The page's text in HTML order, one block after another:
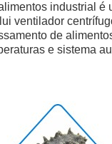
industrial é
ventilador
de
e sistema